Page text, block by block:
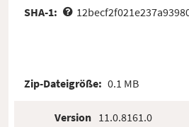
SHA-1:
Zip-Dateigröße: 0.1 MB
Version 11.0.8161.0